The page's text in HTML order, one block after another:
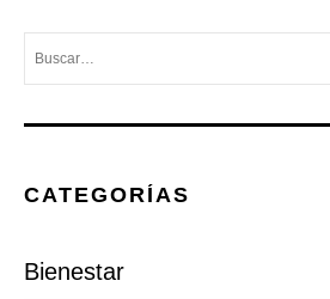
CATEGORÍAS
Bienestar